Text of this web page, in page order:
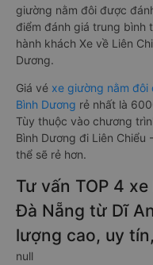
giường nằm đôi được
điểm đánh giá trung bình
hành khách Xe về Liên
Dương.
Giá vé xe giường nằm đôi
Bình Dương rẻ nhất là
Tùy thuộc vào chương
Bình Dương đi Liên
thể sẽ rẻ hơn.
Tư vấn TOP 4
Đà Nẵng từ Dĩ
lượng cao, uy
null